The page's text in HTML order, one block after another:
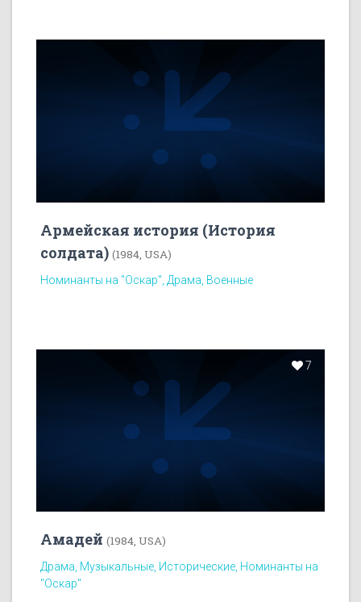
Армейская история (История
солдата) (1984, USA)
Номинанты на "Оскар", Драма, Военные
7
Амадей (1984, USA)
Драма, Музыкальные, Исторические, Номинанты на
"Оскар"